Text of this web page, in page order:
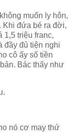
muốn ly hôn,
Khi đứa bé ra đời,
1,5 triệu franc,
đầy đủ tiện nghi
cô ấy số tiền
Bác thấy như
nó cơ may thứ